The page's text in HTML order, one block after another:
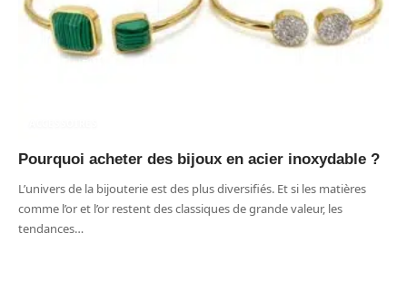
Pourquoi acheter des bijoux en acier inoxydable ?
L’univers de la bijouterie est des plus diversifiés. Et si les matières
comme l’or et l’or restent des classiques de grande valeur, les
tendances…